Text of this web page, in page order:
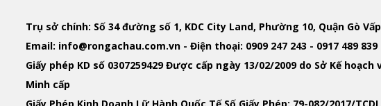
Trụ sở chính: Số 34 đường số 1, KDC City Land, Phường 10, Quận Gò
Email: info@rongachau.com.vn - Điện thoại: 0909 247 243 - 0917 489 839
Giấy phép KD số 0307259429 Được cấp ngày 13/02/2009 do Sở Kế
Minh cấp